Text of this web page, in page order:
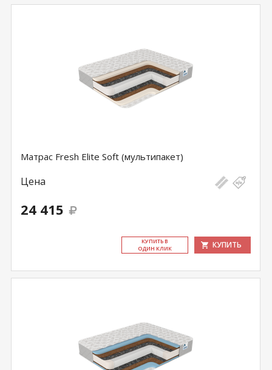
Матрас Fresh Elite Soft (мультипакет)
Цена
24 415
КУ­ПИТЬ В
ОДИН КЛИК
КУПИТЬ